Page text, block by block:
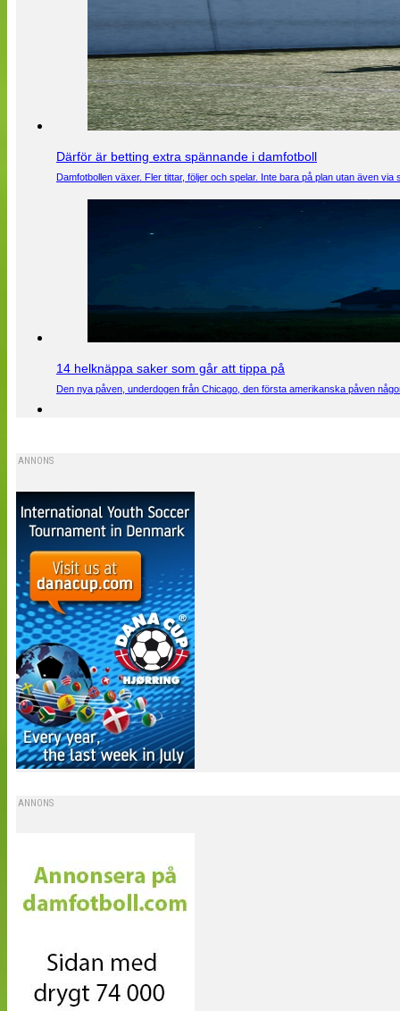
Därför är betting extra spännande i damfotboll
Damfotbollen växer. Fler tittar, följer och spelar. Inte bara på plan utan även
14 helknäppa saker som går att tippa på
Den nya påven, underdogen från Chicago, den första amerikanska påven
ANNONS
ANNONS